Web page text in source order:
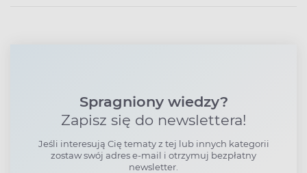
Spragniony wiedzy?
Zapisz się do newslettera!
Jeśli interesują Cię tematy z tej lub innych kategorii
zostaw swój adres e-mail i otrzymuj bezpłatny
newsletter.